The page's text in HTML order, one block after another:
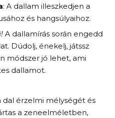
: A dallam illeszkedjen a
és hangsúlyaihoz.
A dallamírás során engedd
Dúdolj, énekelj, játssz
módszer jó lehet, ami
dallamot.
érzelmi mélységét és
a zeneelméletben,